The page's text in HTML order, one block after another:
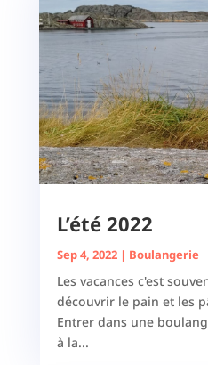
L’été 2022
Sep 4, 2022| Boulangerie
Les vacances c'est
découvrir le pain et les
Entrer dans une
à la...